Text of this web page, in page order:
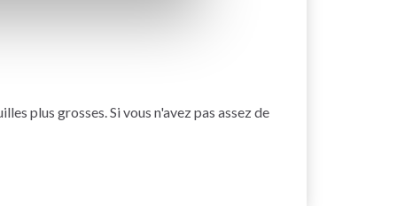
plus grosses. Si vous n'avez pas assez de